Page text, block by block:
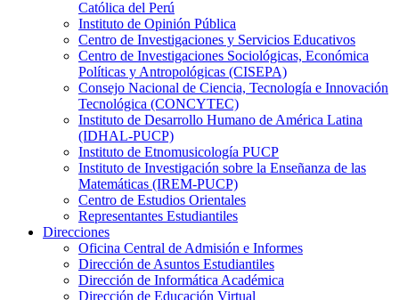
Católica del Perú
Instituto de Opinión Pública
Centro de Investigaciones y Servicios Educativos
Centro de Investigaciones Sociológicas, Económica
Políticas y Antropológicas (CISEPA)
Consejo Nacional de Ciencia, Tecnología e Innovación
Tecnológica (CONCYTEC)
Instituto de Desarrollo Humano de América Latina
(IDHAL-PUCP)
Instituto de Etnomusicología PUCP
Instituto de Investigación sobre la Enseñanza de las
Matemáticas (IREM-PUCP)
Centro de Estudios Orientales
Representantes Estudiantiles
Direcciones
Oficina Central de Admisión e Informes
Dirección de Asuntos Estudiantiles
Dirección de Informática Académica
Dirección de Educación Virtual